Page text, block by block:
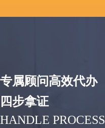
专属顾问高效代办
四步拿证
HANDLE PROCESS